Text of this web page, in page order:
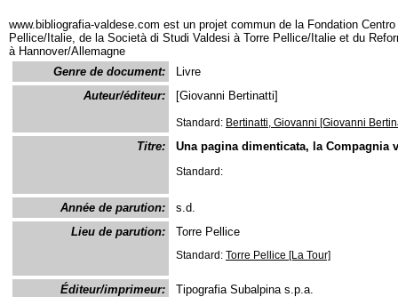
www.bibliografia-valdese.com est un projet commun de la Fondation
Pellice/Italie, de la Società di Studi Valdesi à Torre Pellice/Italie et du
à Hannover/Allemagne
Genre de document:
Livre
Auteur/éditeur:
[Giovanni Bertinatti]
Standard: Bertinatti, Giovanni [Giovanni
Titre: Una pagina dimenticata, la Compagnia
Standard:
Année de parution:
s.d.
Lieu de parution:
Torre Pellice
Standard: Torre Pellice [La Tour]
Éditeur/imprimeur: Tipografia Subalpina s.p.a.